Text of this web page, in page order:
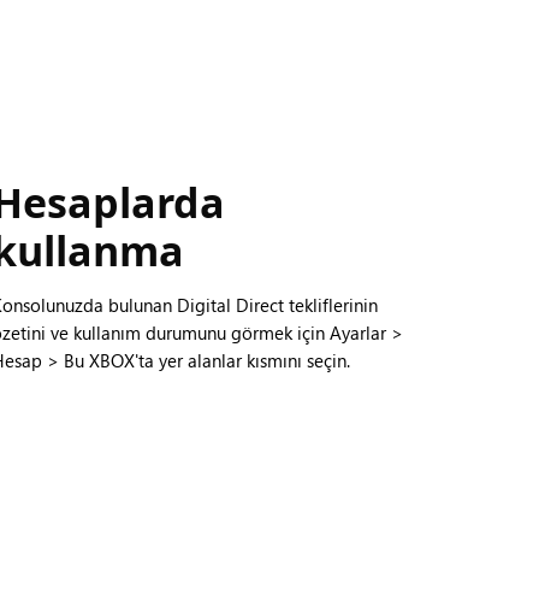
bulunan Digital Direct tekliflerinin
ve kullanım durumunu görmek için Ayarlar >
> Bu XBOX'ta yer alanlar kısmını seçin.